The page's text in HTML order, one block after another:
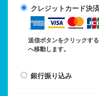
クレジットカード決済
送信ボタンをクリックす
へ移動します。
銀行振り込み